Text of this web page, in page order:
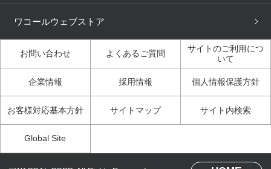
学
ガイド（マンガ）
3Dボディスキャン体験（マ
ワコールウェブストア
お問い合わせ よくあるご質問
サイトのご利用につ
いて
企業情報 採用情報 個人情報保護方針
お客様対応基本方針 サイトマップ サイト内検索
Global Site